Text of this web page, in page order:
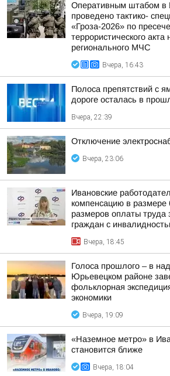
Оперативным штабом в
проведено тактико-
«Гроза-2026» по
террористического акта
регионального МЧС
Вчера, 16:43
Полоса препятствий с
дороге осталась в
Вчера, 22:39
Отключение
Вчера, 23:06
Ивановские
компенсацию в
размеров оплаты труда
граждан с
Вчера, 18:45
Голоса прошлого – в
Юрьевецком районе
фольклорная
экономики
Вчера, 19:09
«Наземное метро» в
становится ближе
Вчера, 18:04